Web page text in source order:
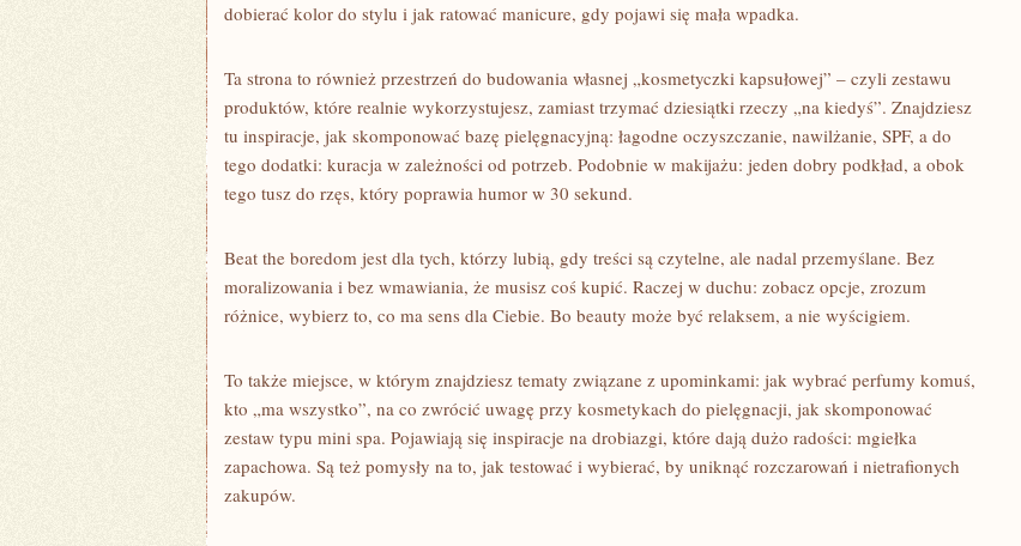
dobierać kolor do stylu i jak ratować manicure, gdy pojawi się mała wpadka.
Ta strona to również przestrzeń do budowania własnej „kosmetyczki kapsułowej” – czyli zestawu
produktów, które realnie wykorzystujesz, zamiast trzymać dziesiątki rzeczy „na kiedyś”. Znajdziesz
tu inspiracje, jak skomponować bazę pielęgnacyjną: łagodne oczyszczanie, nawilżanie, SPF, a do
tego dodatki: kuracja w zależności od potrzeb. Podobnie w makijażu: jeden dobry podkład, a obok
tego tusz do rzęs, który poprawia humor w 30 sekund.
Beat the boredom jest dla tych, którzy lubią, gdy treści są czytelne, ale nadal przemyślane. Bez
moralizowania i bez wmawiania, że musisz coś kupić. Raczej w duchu: zobacz opcje, zrozum
różnice, wybierz to, co ma sens dla Ciebie. Bo beauty może być relaksem, a nie wyścigiem.
To także miejsce, w którym znajdziesz tematy związane z upominkami: jak wybrać perfumy komuś,
kto „ma wszystko”, na co zwrócić uwagę przy kosmetykach do pielęgnacji, jak skomponować
zestaw typu mini spa. Pojawiają się inspiracje na drobiazgi, które dają dużo radości: mgiełka
zapachowa. Są też pomysły na to, jak testować i wybierać, by uniknąć rozczarowań i nietrafionych
zakupów.